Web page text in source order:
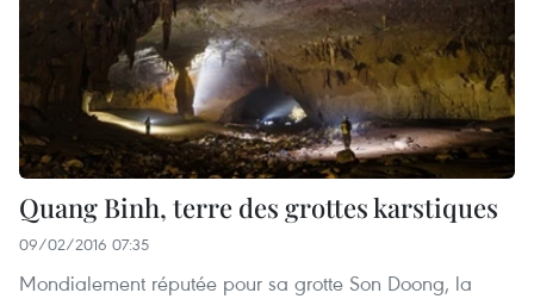
Quang Binh, terre des grottes karstiques
09/02/2016 07:35
Mondialement réputée pour sa grotte Son Doong, la